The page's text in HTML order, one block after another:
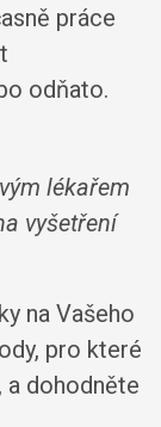
práce
odňato.
lékařem
vyšetření
na Vašeho
pro které
dohodněte